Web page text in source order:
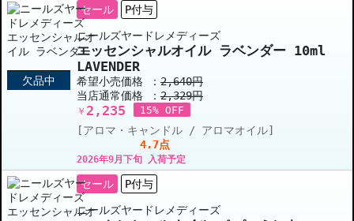
欠品中
セール P付与
ニールズヤードレメディーズ
エッセンシャルオイル ラベンダー 10ml
LAVENDER
希望小売価格 ： 2,640円
当店通常価格 ： 2,329円
￥ 2,235 15% OFF
[アロマ・キャンドル / アロマオイル]
4.7点
2026年9月下旬 入荷予定
セール P付与
ニールズヤードレメディーズ